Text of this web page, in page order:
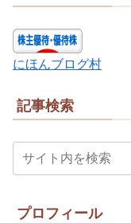
にほんブログ村
記事検索
プロフィール